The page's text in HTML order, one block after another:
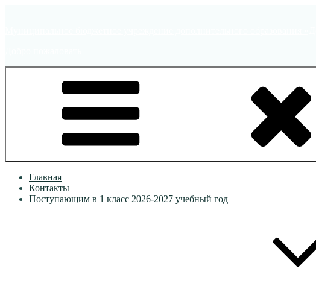
Главная
Контакты
Поступающим в 1 класс 2026-2027 учебный год